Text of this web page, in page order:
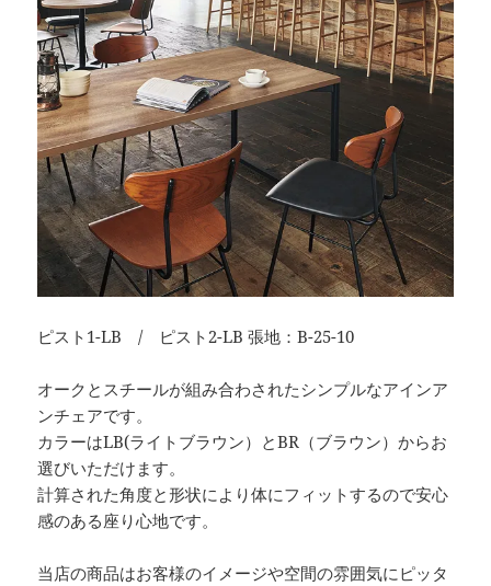
ピスト1-LB / ピスト2-LB 張地：B-25-10
オークとスチールが組み合わされたシンプルなアインア
ンチェアです。
カラーはLB(ライトブラウン）とBR（ブラウン）からお
選びいただけます。
計算された角度と形状により体にフィットするので安心
感のある座り心地です。
当店の商品はお客様のイメージや空間の雰囲気にピッタ